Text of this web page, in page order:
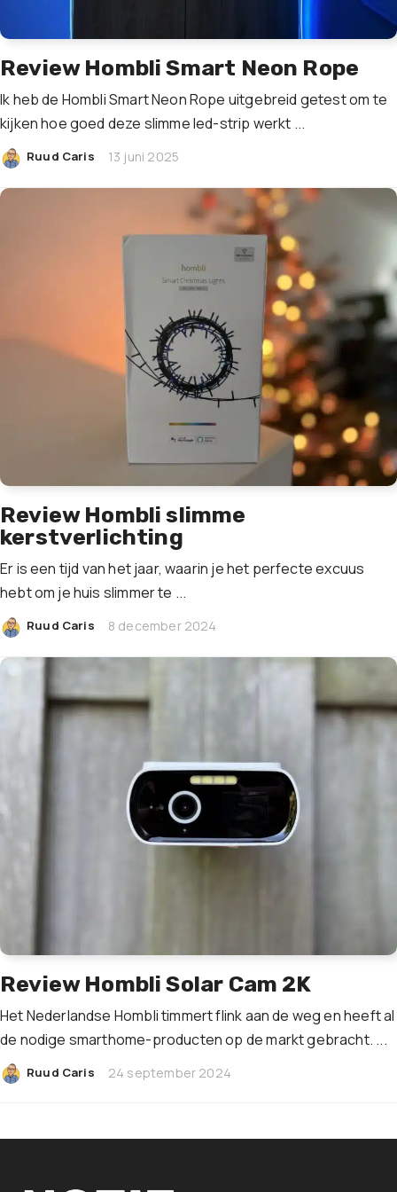
Review Hombli Smart Neon Rope
Ik heb de Hombli Smart Neon Rope uitgebreid getest om te
kijken hoe goed deze slimme led-strip werkt ...
Ruud Caris 13 juni 2025
Review Hombli slimme
kerstverlichting
Er is een tijd van het jaar, waarin je het perfecte excuus
hebt om je huis slimmer te ...
Ruud Caris 8 december 2024
Review Hombli Solar Cam 2K
Het Nederlandse Hombli timmert flink aan de weg en heeft al
de nodige smarthome-producten op de markt gebracht. ...
Ruud Caris 24 september 2024